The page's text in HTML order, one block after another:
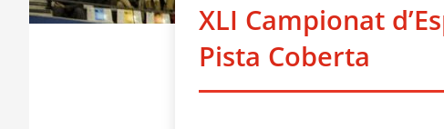
XLI Campionat
Pista Coberta